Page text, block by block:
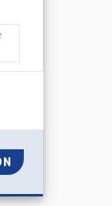
et le
LANGUE ET